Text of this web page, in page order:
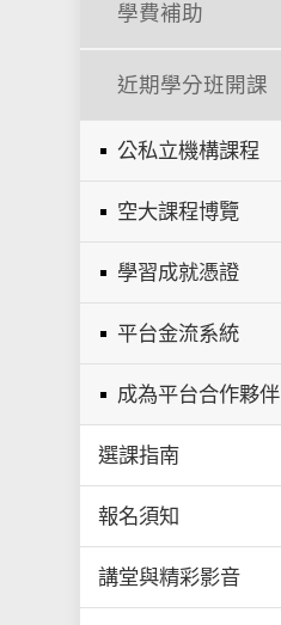
學費補助
近期學分班開課
公私立機構課程
空大課程博覽
學習成就憑證
平台金流系統
成為平台合作夥伴
選課指南
報名須知
講堂與精彩影音